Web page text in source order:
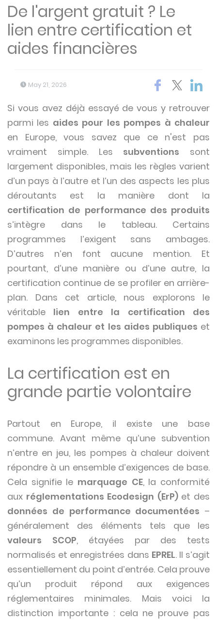
De l'argent gratuit ? Le
lien entre certification et
aides financières
May 21, 2026
Si vous avez déjà essayé de vous y retrouver
parmi les aides pour les pompes à chaleur
en Europe, vous savez que ce n'est pas
vraiment simple. Les subventions sont
largement disponibles, mais les règles varient
d’un pays à l’autre et l’un des aspects les plus
déroutants est la manière dont la
certification de performance des produits
s’intègre dans le tableau. Certains
programmes l’exigent sans ambages.
D’autres n’en font aucune mention. Et
pourtant, d’une manière ou d’une autre, la
certification continue de se profiler en arrière-
plan. Dans cet article, nous explorons le
véritable lien entre la certification des
pompes à chaleur et les aides publiques et
examinons les programmes disponibles.
La certification est en
grande partie volontaire
Partout en Europe, il existe une base
commune. Avant même qu’une subvention
n’entre en jeu, les pompes à chaleur doivent
répondre à un ensemble d’exigences de base.
Cela signifie le marquage CE, la conformité
aux réglementations Ecodesign (ErP)et des
données de performance documentées –
généralement des éléments tels que les
valeurs SCOP, étayées par des tests
normalisés et enregistrées dans EPREL. Il s’agit
essentiellement du point d’entrée. Cela prouve
qu’un produit répond aux exigences
réglementaires minimales. Mais voici la
distinction importante : cela ne prouve pas